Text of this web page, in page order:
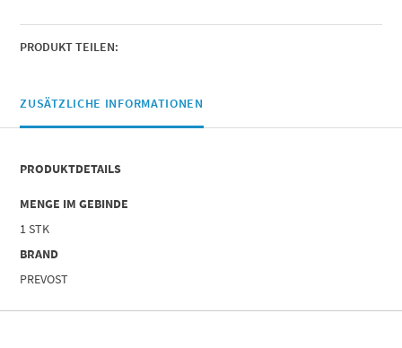
PRODUKT TEILEN:
ZUSÄTZLICHE INFORMATIONEN
PRODUKTDETAILS
MENGE IM GEBINDE
1 STK
BRAND
PREVOST